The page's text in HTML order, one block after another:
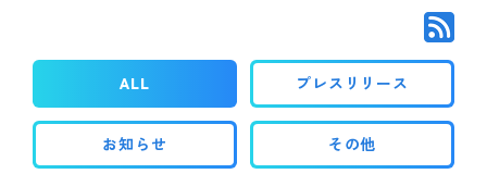
IR情報
ALL プレスリリース
お知らせ その他